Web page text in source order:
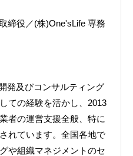
締役／(株)One'sLife 専務
発及びコンサルティング
ての経験を活かし、2013
者の運営支援全般、特に
れています。全国各地で
や組織マネジメントのセ